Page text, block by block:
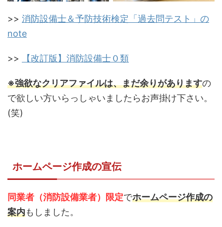
>> 消防設備士＆予防技術検定「過去問テスト」の
note
>> 【改訂版】消防設備士０類
※強欲なクリアファイルは、まだ余りがありますの
で欲しい方いらっしゃいましたらお声掛け下さい。
(笑)
ホームページ作成の宣伝
同業者（消防設備業者）限定でホームページ作成の
案内もしました。